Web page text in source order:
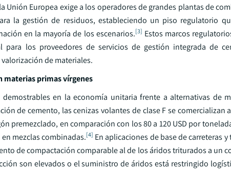
Unión Europea exige a los operadores de grandes plantas de
la gestión de residuos, estableciendo un piso regulatorio
en la mayoría de los escenarios.[3] Estos marcos
para los proveedores de servicios de gestión integrada de
de materiales.
materias primas vírgenes
demostrables en la economía unitaria frente a alternativas de
de cemento, las cenizas volantes de clase F se comercializan
premezclado, en comparación con los 80 a 120 USD por
mezclas combinadas.[4] En aplicaciones de base de carreteras
de compactación comparable al de los áridos triturados a un
son elevados o el suministro de áridos está restringido